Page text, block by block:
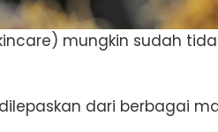
mungkin sudah
dari berbagai